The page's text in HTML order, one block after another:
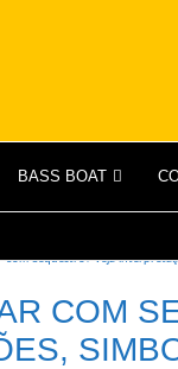
BASS BOAT
Sequestro? Veja
COM